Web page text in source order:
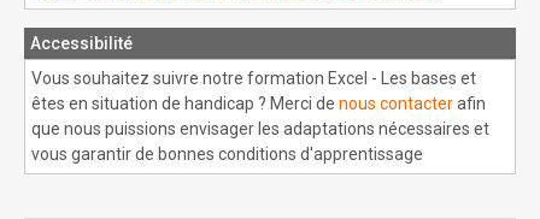
Accessibilité
Vous souhaitez suivre notre formation Excel - Les bases et
êtes en situation de handicap ? Merci de nous contacterafin
que nous puissions envisager les adaptations nécessaires et
vous garantir de bonnes conditions d'apprentissage